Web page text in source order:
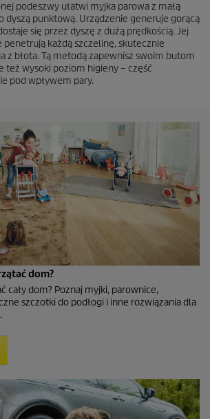
podeszwy ułatwi myjka parowa z małą
dyszą punktową. Urządzenie generuje gorącą
się przez dyszę z dużą prędkością. Jej
penetrują każdą szczelinę, skutecznie
z błota. Tą metodą zapewnisz swoim butom
też wysoki poziom higieny – część
pod wpływem pary.
dom?
cały dom? Poznaj myjki, parownice,
szczotki do podłogi i inne rozwiązania dla